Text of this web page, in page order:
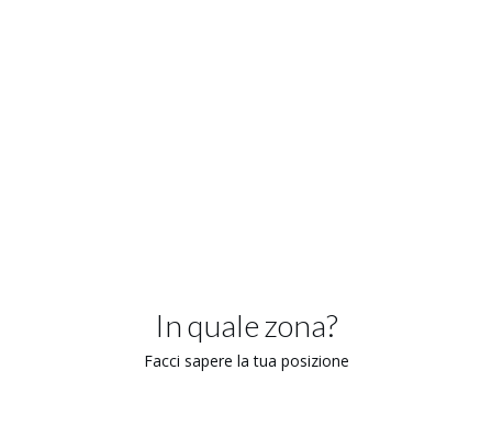
In quale zona?
Facci sapere la tua posizione